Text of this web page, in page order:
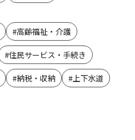
#高齢福祉・介護
#住民サービス・手続き
#納税・収納 #上下水道